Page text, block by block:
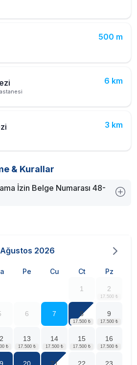
500 m
6 km
3 km
& Kurallar
İzin Belge Numarası 48-
Ağustos 2026
Pe Cu Ct Pz
1 2
6 7 8 9
13 14 15 16